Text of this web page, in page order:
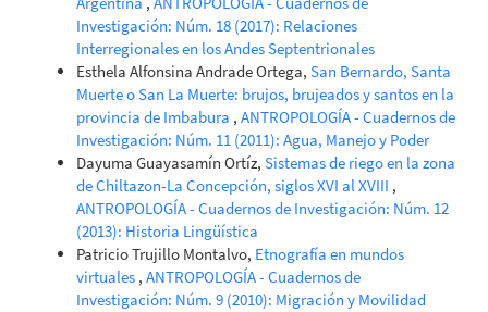
Investigación: Núm. 18 (2017): Relaciones
Interregionales en los Andes Septentrionales
Esthela Alfonsina Andrade Ortega, San Bernardo, Santa
Muerte o San La Muerte: brujos, brujeados y santos en la
provincia de Imbabura , ANTROPOLOGÍA - Cuadernos de
Investigación: Núm. 11 (2011): Agua, Manejo y Poder
Dayuma Guayasamín Ortíz, Sistemas de riego en la zona
de Chiltazon-La Concepción, siglos XVI al XVIII ,
ANTROPOLOGÍA - Cuadernos de Investigación: Núm. 12
(2013): Historia Lingüística
Patricio Trujillo Montalvo, Etnografía en mundos
virtuales , ANTROPOLOGÍA - Cuadernos de
Investigación: Núm. 9 (2010): Migración y Movilidad